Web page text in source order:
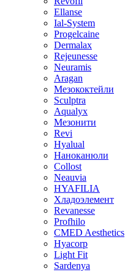
Ellanse
Ial-System
Progelcaine
Dermalax
Rejeunesse
Neuramis
Aragan
Мезококтейли
Sculptra
Aqualyx
Мезонити
Revi
Hyalual
Наноканюли
Collost
Neauvia
HYAFILIA
Хладоэлемент
Revanesse
Profhilo
CMED Aesthetics
Hyacorp
Light Fit
Sardenya